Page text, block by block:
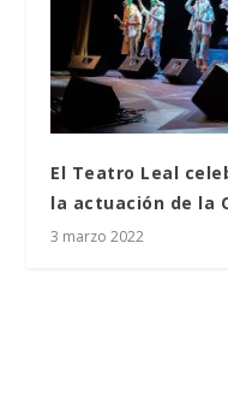
El Teatro Leal
la actuación de la
3 marzo 2022